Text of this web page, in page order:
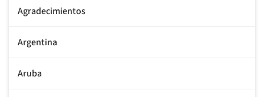
Agradecimientos
Argentina
Aruba